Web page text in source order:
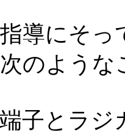
導にそ
のよう
子とラ